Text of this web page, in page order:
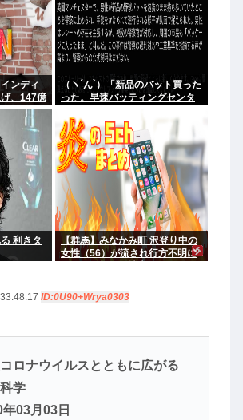
ンディ
、147億
（ヽ´ん`）「新品のバット買った
った。早速バッティングセンタ
捕する！（ヽ°ん°）「」
利きタ
【群馬】みなかみ町 沢登り中の
女性（56）が流され行方不明に
ID:0U90+Wrya0303
ロナウイルスとともに広がる
学
03月03日